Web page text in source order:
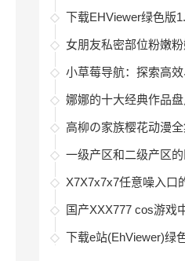
一级产区和二级产区